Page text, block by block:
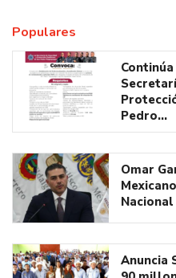
Populares
Pedro…
Omar
Nacional
Anuncia